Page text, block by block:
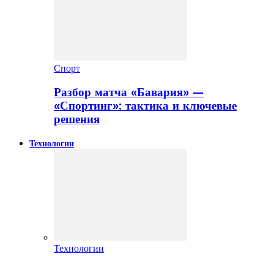
Спорт
Разбор матча «Бавария» —
«Спортинг»: тактика и ключевые
решения
Технологии
Технологии